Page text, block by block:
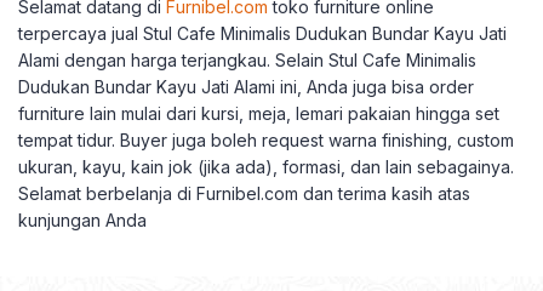
Selamat datang di Furnibel.com toko furniture online
terpercaya jual Stul Cafe Minimalis Dudukan Bundar Kayu Jati
Alami dengan harga terjangkau. Selain Stul Cafe Minimalis
Dudukan Bundar Kayu Jati Alami ini, Anda juga bisa order
furniture lain mulai dari kursi, meja, lemari pakaian hingga set
tempat tidur. Buyer juga boleh request warna finishing, custom
ukuran, kayu, kain jok (jika ada), formasi, dan lain sebagainya.
Selamat berbelanja di Furnibel.com dan terima kasih atas
kunjungan Anda